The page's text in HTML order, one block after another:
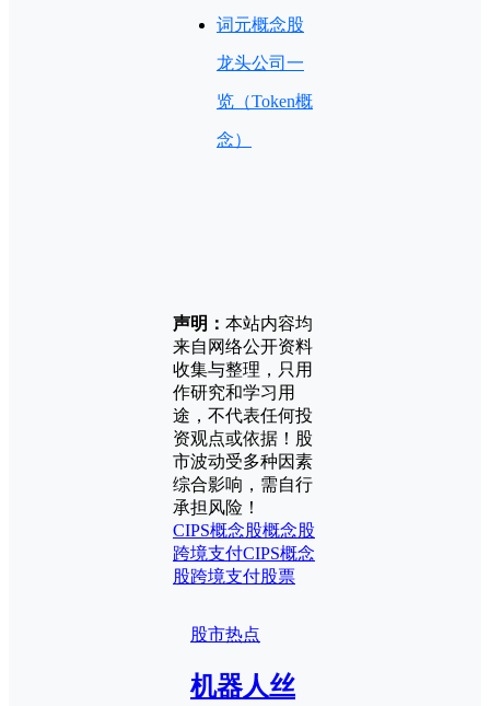
词元概念股
龙头公司一
览（Token概
念）
声明： 本站内容均
来自网络公开资料
收集与整理，只用
作研究和学习用
途，不代表任何投
资观点或依据！股
市波动受多种因素
综合影响，需自行
承担风险！
CIPS概念股概念股
跨境支付CIPS概念
股跨境支付股票
股市热点
机器人丝